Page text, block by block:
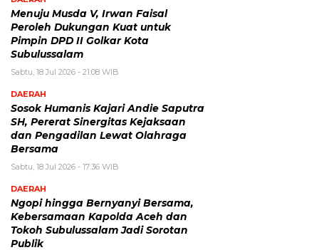
Menuju Musda V, Irwan Faisal
Peroleh Dukungan Kuat untuk
Pimpin DPD II Golkar Kota
Subulussalam
Sabtu, 18 Jul 2026 - 21:08 WIB
DAERAH
Sosok Humanis Kajari Andie Saputra
SH, Pererat Sinergitas Kejaksaan
dan Pengadilan Lewat Olahraga
Bersama
Sabtu, 18 Jul 2026 - 17:36 WIB
DAERAH
Ngopi hingga Bernyanyi Bersama,
Kebersamaan Kapolda Aceh dan
Tokoh Subulussalam Jadi Sorotan
Publik